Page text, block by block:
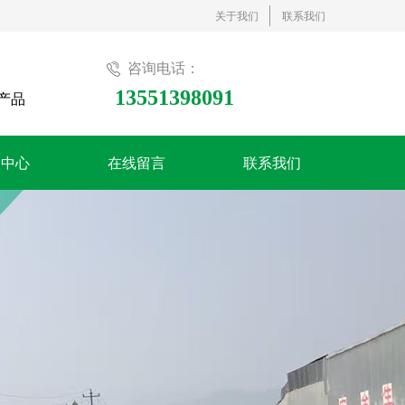
关于我们 联系我们
心 在线留言 联系我们
咨询电话：
13551398091
品